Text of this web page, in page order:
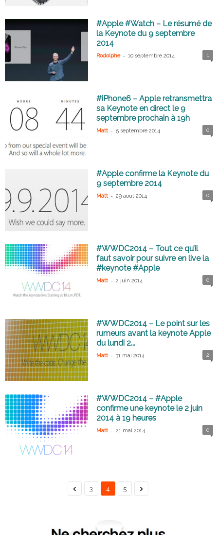
#Apple #Watch – Le résumé de
la Keynote du 9 septembre
2014
Rodolphe - 10 septembre 2014 1
#iPhone6 – Apple retransmettra
sa Keynote en direct le 9
septembre prochain à 19h
Matt - 5 septembre 2014 0
#Apple confirme la Keynote du
9 septembre 2014
Matt - 29 août 2014 0
#WWDC2014 – Tout ce qu’il
faut savoir pour suivre en live la
#keynote #Apple
Matt - 2 juin 2014 0
#WWDC2014 – Le point sur les
rumeurs avant la keynote Apple
du lundi 2...
Matt - 31 mai 2014 2
#WWDC2014 – #Apple
confirme une keynote le 2 juin
2014 à 19 heures
Matt - 21 mai 2014 0
3 4 5